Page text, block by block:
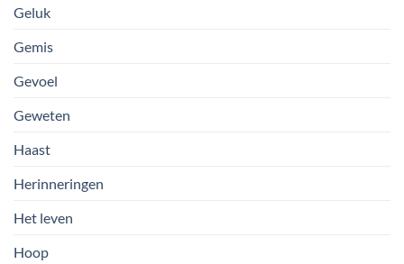
Geluk
Gemis
Gevoel
Geweten
Haast
Herinneringen
Het leven
Hoop